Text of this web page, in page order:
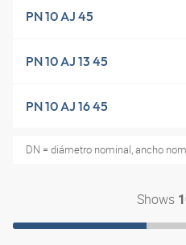
PN 10 AJ 45
PN 10 AJ 13 45
PN 10 AJ 16 45
DN = diámetro nominal, ancho
Shows